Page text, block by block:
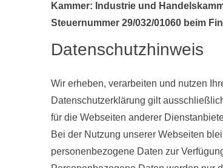
Kammer: Industrie und
Steuernummer 29/032/01060 beim
Datenschutzhinweis
Wir erheben, verarbeiten und nutzen
Datenschutzerklärung gilt
für die Webseiten anderer
Bei der Nutzung unserer Webseiten
personenbezogene Daten zur